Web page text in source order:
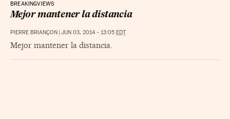
BREAKINGVIEWS
Mejor mantener la distancia
PIERRE BRIANÇON JUN 03, 2014 - 13:05 EDT
Mejor mantener la distancia.